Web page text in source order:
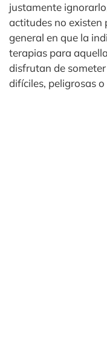
justamente
actitudes no existen
general en que la
terapias para
disfrutan de
difíciles, peligrosas